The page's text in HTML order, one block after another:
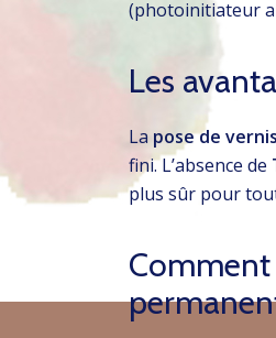
(photoinitiateur
Les
La pose de
fini. L’absence de
plus sûr pour
Comment